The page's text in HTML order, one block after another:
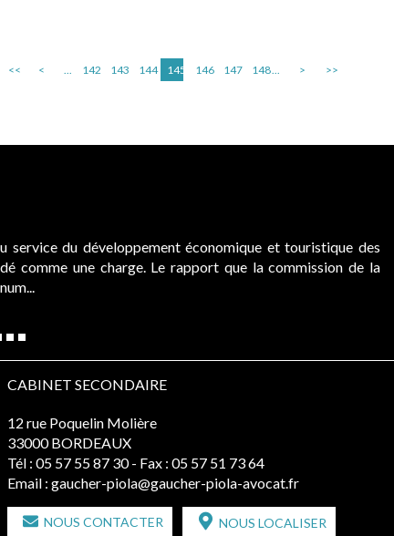
<< < ... 142 143 144 145 146 147 148... > >>
service du développement économique et touristique des
comme une charge. Le rapport que la commission de la
CABINET SECONDAIRE
12 rue Poquelin Molière
33000 BORDEAUX
Tél : 05 57 55 87 30 - Fax : 05 57 51 73 64
Email : gaucher-piola@gaucher-piola-avocat.fr
NOUS CONTACTER NOUS LOCALISER